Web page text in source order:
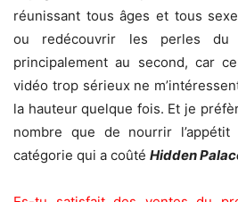
réunissant tous âges et tous
ou redécouvrir les perles du
principalement au second, car
vidéo trop sérieux ne
la hauteur quelque fois. Et je
nombre que de nourrir
catégorie qui a coûté Hidden